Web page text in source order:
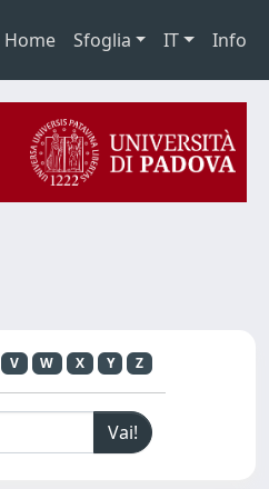
Home Sfoglia IT Info
V W X Y Z